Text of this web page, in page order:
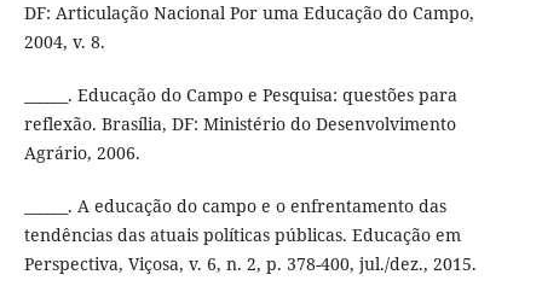
DF: Articulação Nacional Por uma Educação do Campo,
2004, v. 8.
______. Educação do Campo e Pesquisa: questões para
reflexão. Brasília, DF: Ministério do Desenvolvimento
Agrário, 2006.
______. A educação do campo e o enfrentamento das
tendências das atuais políticas públicas. Educação em
Perspectiva, Viçosa, v. 6, n. 2, p. 378-400, jul./dez., 2015.